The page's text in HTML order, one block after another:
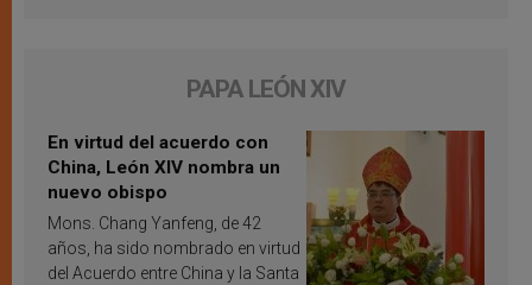
PAPA LEÓN XIV
En virtud del acuerdo con
China, León XIV nombra un
nuevo obispo
Mons. Chang Yanfeng, de 42
años, ha sido nombrado en virtud
del Acuerdo entre China y la Santa